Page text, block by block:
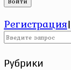
Регистрация|
Рубрики